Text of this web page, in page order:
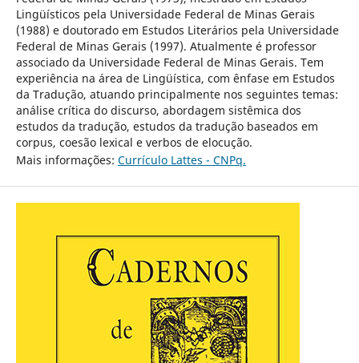
Lingüísticos pela Universidade Federal de Minas Gerais
(1988) e doutorado em Estudos Literários pela Universidade
Federal de Minas Gerais (1997). Atualmente é professor
associado da Universidade Federal de Minas Gerais. Tem
experiência na área de Lingüística, com ênfase em Estudos
da Tradução, atuando principalmente nos seguintes temas:
análise crítica do discurso, abordagem sistêmica dos
estudos da tradução, estudos da tradução baseados em
corpus, coesão lexical e verbos de elocução.
Mais informações: Currículo Lattes - CNPq.